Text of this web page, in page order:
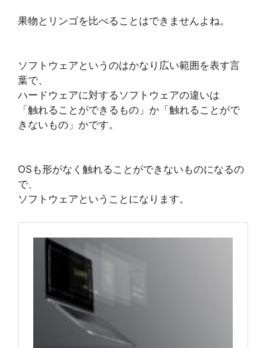
果物とリンゴを比べることはできませんよね。
ソフトウェアというのはかなり広い範囲を表す言
葉で、
ハードウェアに対するソフトウェアの違いは
「触れることができるもの」か「触れることがで
きないもの」かです。
OSも形がなく触れることができないものになるの
で、
ソフトウェアということになります。